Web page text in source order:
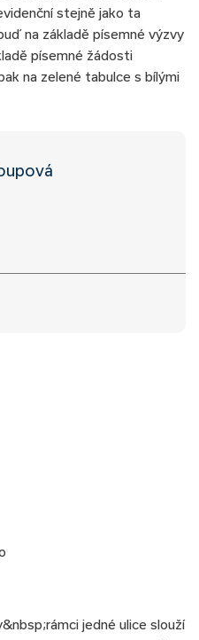
stejně jako ta
na základě písemné výzvy
písemné žádosti
na zelené tabulce s bílými
jedné ulice slouží